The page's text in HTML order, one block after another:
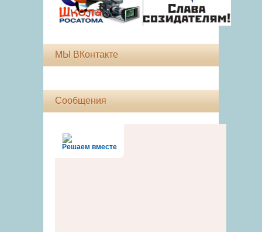
МЫ ВКонтакте
Сообщения
Решаем вместе